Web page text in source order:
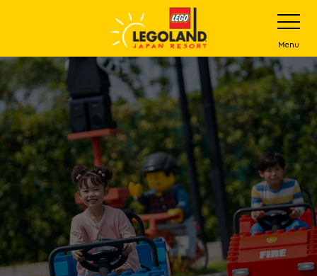
主
内
容
打
开
网
站
菜
单
Menu